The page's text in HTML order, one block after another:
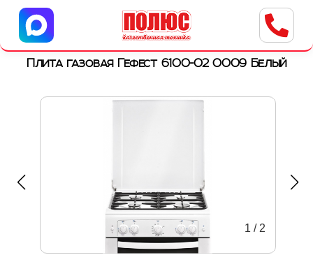
Центр бытовой техники
г. Ульяновск, ул. Пушкарева, 8a
Плита газовая Гефест 6100-02 0009 Белый
1 / 2